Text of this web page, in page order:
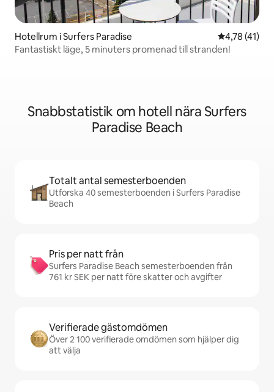
Hotellrum i Surfers Paradise 4,78 av 5 i
4,78 (41)
Fantastiskt läge, 5 minuters promenad till stranden!
Snabbstatistik om hotell nära Surfers
Paradise Beach
Totalt antal semesterboenden
Utforska 40 semesterboenden i Surfers Paradise
Beach
Pris per natt från
Surfers Paradise Beach semesterboenden från
761 kr SEK per natt före skatter och avgifter
Verifierade gästomdömen
Över 2 100 verifierade omdömen som hjälper dig
att välja